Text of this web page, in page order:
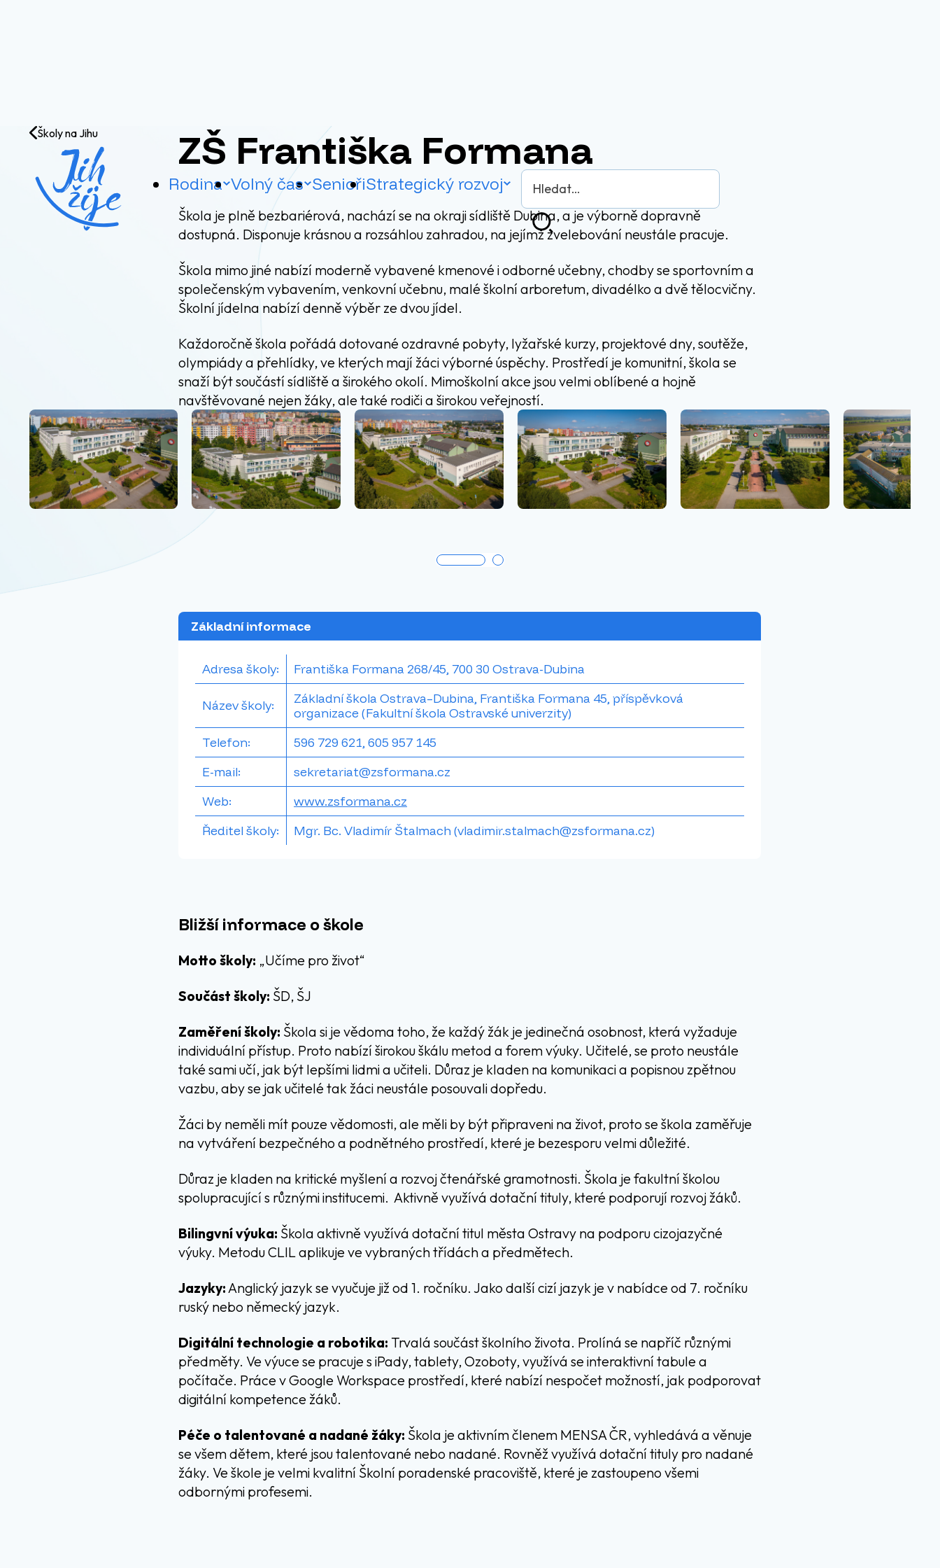
Přejít na obsah
Rodina Volný čas SeniořiStrategický rozvoj Vyhledávání
Hledat
Školy na Jihu ZŠ Františka Formana
Škola je plně bezbariérová, nachází se na okraji sídliště Dubina, a je výborně dopravně
dostupná. Disponuje krásnou a rozsáhlou zahradou, na jejímž zvelebování neustále pracuje.
Škola mimo jiné nabízí moderně vybavené kmenové i odborné učebny, chodby se sportovním a
společenským vybavením, venkovní učebnu, malé školní arboretum, divadélko a dvě tělocvičny.
Školní jídelna nabízí denně výběr ze dvou jídel.
Každoročně škola pořádá dotované ozdravné pobyty, lyžařské kurzy, projektové dny, soutěže,
olympiády a přehlídky, ve kterých mají žáci výborné úspěchy. Prostředí je komunitní, škola se
snaží být součástí sídliště a širokého okolí. Mimoškolní akce jsou velmi oblíbené a hojně
navštěvované nejen žáky, ale také rodiči a širokou veřejností.
Základní informace
Adresa školy: Františka Formana 268/45, 700 30 Ostrava-Dubina
Název školy:
Základní škola Ostrava–Dubina, Františka Formana 45, příspěvková
organizace (Fakultní škola Ostravské univerzity)
Telefon:
596 729 621, 605 957 145
E-mail:
sekretariat@zsformana.cz
Web:
www.zsformana.cz
Ředitel školy:
Mgr. Bc. Vladimír Štalmach (vladimir.stalmach@zsformana.cz)
Bližší informace o škole
Motto školy: „Učíme pro život“
Součást školy: ŠD, ŠJ
Zaměření školy: Škola si je vědoma toho, že každý žák je jedinečná osobnost, která vyžaduje
individuální přístup. Proto nabízí širokou škálu metod a forem výuky. Učitelé, se proto neustále
také sami učí, jak být lepšími lidmi a učiteli. Důraz je kladen na komunikaci a popisnou zpětnou
vazbu, aby se jak učitelé tak žáci neustále posouvali dopředu.
Žáci by neměli mít pouze vědomosti, ale měli by být připraveni na život, proto se škola zaměřuje
na vytváření bezpečného a podnětného prostředí, které je bezesporu velmi důležité.
Důraz je kladen na kritické myšlení a rozvoj čtenářské gramotnosti. Škola je fakultní školou
spolupracující s různými institucemi. Aktivně využívá dotační tituly, které podporují rozvoj žáků.
Bilingvní výuka: Škola aktivně využívá dotační titul města Ostravy na podporu cizojazyčné
výuky. Metodu CLIL aplikuje ve vybraných třídách a předmětech.
Jazyky: Anglický jazyk se vyučuje již od 1. ročníku. Jako další cizí jazyk je v nabídce od 7. ročníku
ruský nebo německý jazyk.
Digitální technologie a robotika: Trvalá součást školního života. Prolíná se napříč různými
předměty. Ve výuce se pracuje s iPady, tablety, Ozoboty, využívá se interaktivní tabule a
počítače. Práce v Google Workspace prostředí, které nabízí nespočet možností, jak podporovat
digitální kompetence žáků.
Péče o talentované a nadané žáky: Škola je aktivním členem MENSA ČR, vyhledává a věnuje
se všem dětem, které jsou talentované nebo nadané. Rovněž využívá dotační tituly pro nadané
žáky. Ve škole je velmi kvalitní Školní poradenské pracoviště, které je zastoupeno všemi
odbornými profesemi.